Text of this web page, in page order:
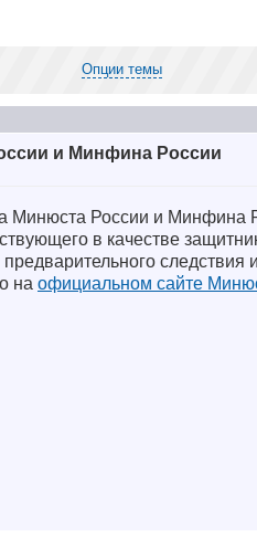
Опции темы
и Минфина России
Минюста России и Минфина
в качестве
следствия
на официальном сайте